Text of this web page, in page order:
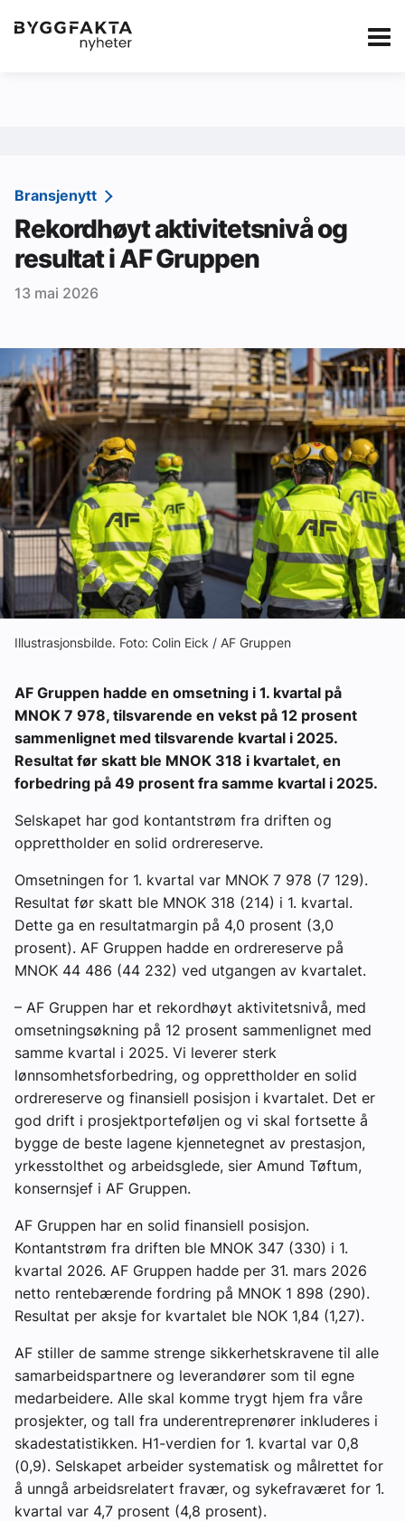
Kategorier Jobbmarkedet Annonsere i
Redaksjonen
Om Byggfakta
Annonsere
Tips oss
Ledige stillinger
eBlad
Aktivitetskalender
Bransjekommentar
Nyheter
Aktuelle prosjekter
Bransjenytt
Rekordhøyt aktivitetsnivå og
resultat i AF Gruppen
13 mai 2026
Illustrasjonsbilde. Foto: Colin Eick / AF Gruppen
AF Gruppen hadde en omsetning i 1. kvartal på
MNOK 7 978, tilsvarende en vekst på 12 prosent
sammenlignet med tilsvarende kvartal i 2025.
Resultat før skatt ble MNOK 318 i kvartalet, en
forbedring på 49 prosent fra samme kvartal i 2025.
Selskapet har god kontantstrøm fra driften og
opprettholder en solid ordrereserve.
Omsetningen for 1. kvartal var MNOK 7 978 (7 129).
Resultat før skatt ble MNOK 318 (214) i 1. kvartal.
Dette ga en resultatmargin på 4,0 prosent (3,0
prosent). AF Gruppen hadde en ordrereserve på
MNOK 44 486 (44 232) ved utgangen av kvartalet.
– AF Gruppen har et rekordhøyt aktivitetsnivå, med
omsetningsøkning på 12 prosent sammenlignet med
samme kvartal i 2025. Vi leverer sterk
lønnsomhetsforbedring, og opprettholder en solid
ordrereserve og finansiell posisjon i kvartalet. Det er
god drift i prosjektporteføljen og vi skal fortsette å
bygge de beste lagene kjennetegnet av prestasjon,
yrkesstolthet og arbeidsglede, sier Amund Tøftum,
konsernsjef i AF Gruppen.
AF Gruppen har en solid finansiell posisjon.
Kontantstrøm fra driften ble MNOK 347 (330) i 1.
kvartal 2026. AF Gruppen hadde per 31. mars 2026
netto rentebærende fordring på MNOK 1 898 (290).
Resultat per aksje for kvartalet ble NOK 1,84 (1,27).
AF stiller de samme strenge sikkerhetskravene til alle
samarbeidspartnere og leverandører som til egne
medarbeidere. Alle skal komme trygt hjem fra våre
prosjekter, og tall fra underentreprenører inkluderes i
skadestatistikken. H1-verdien for 1. kvartal var 0,8
(0,9). Selskapet arbeider systematisk og målrettet for
å unngå arbeidsrelatert fravær, og sykefraværet for 1.
kvartal var 4,7 prosent (4,8 prosent).